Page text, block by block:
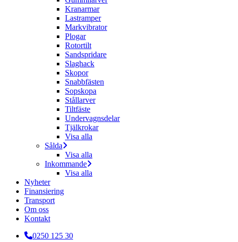
Kranarmar
Lastramper
Markvibrator
Plogar
Rotortilt
Sandspridare
Slaghack
Skopor
Snabbfästen
Sopskopa
Stållarver
Tiltfäste
Undervagnsdelar
Tjälkrokar
Visa alla
Sålda
Visa alla
Inkommande
Visa alla
Nyheter
Finansiering
Transport
Om oss
Kontakt
0250 125 30